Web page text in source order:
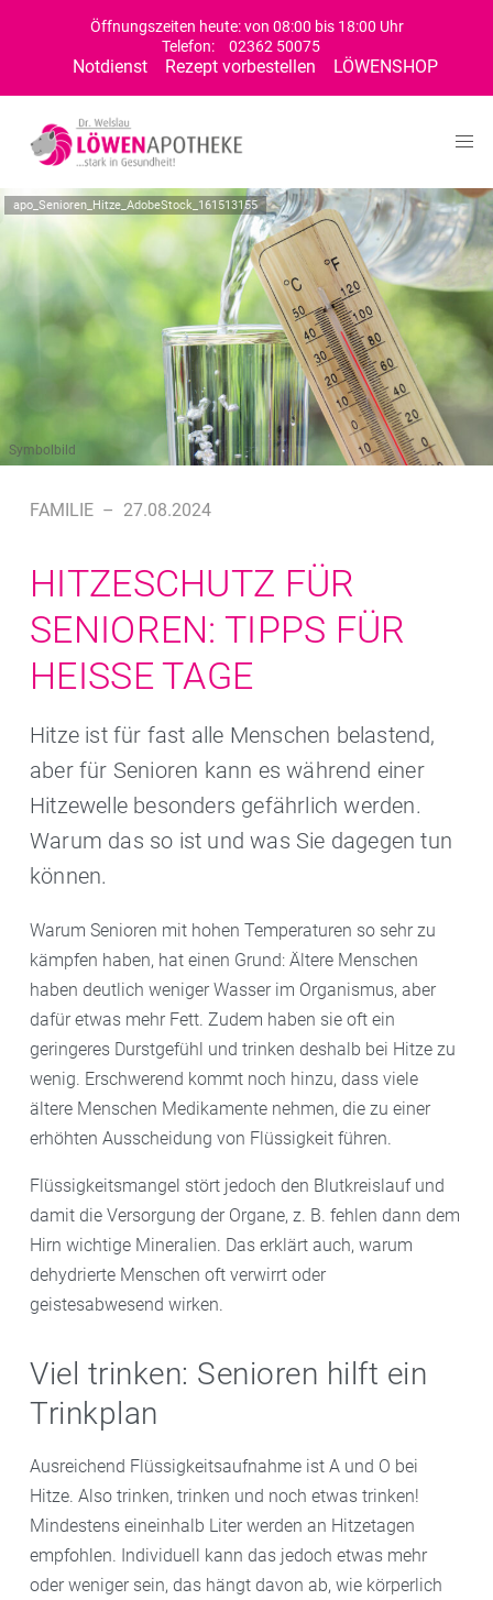
Öffnungszeiten heute: von 08:00 bis 18:00 Uhr
Telefon:
02362 50075
Notdienst Rezept vorbestellen LÖWENSHOP
apo_Senioren_Hitze_AdobeStock_161513155
Symbolbild
FAMILIE – 27.08.2024
HITZESCHUTZ FÜR
SENIOREN: TIPPS FÜR
HEISSE TAGE
Hitze ist für fast alle Menschen belastend,
aber für Senioren kann es während einer
Hitzewelle besonders gefährlich werden.
Warum das so ist und was Sie dagegen tun
können.
Warum Senioren mit hohen Temperaturen so sehr zu
kämpfen haben, hat einen Grund: Ältere Menschen
haben deutlich weniger Wasser im Organismus, aber
dafür etwas mehr Fett. Zudem haben sie oft ein
geringeres Durstgefühl und trinken deshalb bei Hitze zu
wenig. Erschwerend kommt noch hinzu, dass viele
ältere Menschen Medikamente nehmen, die zu einer
erhöhten Ausscheidung von Flüssigkeit führen.
Flüssigkeitsmangel stört jedoch den Blutkreislauf und
damit die Versorgung der Organe, z. B. fehlen dann dem
Hirn wichtige Mineralien. Das erklärt auch, warum
dehydrierte Menschen oft verwirrt oder
geistesabwesend wirken.
Viel trinken: Senioren hilft ein
Trinkplan
Ausreichend Flüssigkeitsaufnahme ist A und O bei
Hitze. Also trinken, trinken und noch etwas trinken!
Mindestens eineinhalb Liter werden an Hitzetagen
empfohlen. Individuell kann das jedoch etwas mehr
oder weniger sein, das hängt davon ab, wie körperlich